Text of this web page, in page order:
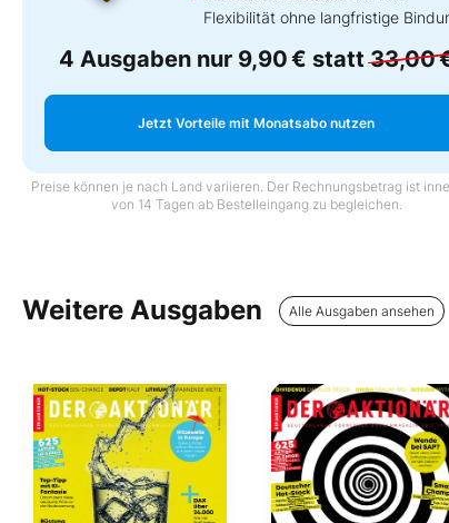
Flexibilität ohne langfristige
4 Ausgaben nur 9,90 € statt33,00
Jetzt Vorteile mit Monatsabo nutzen
Preise können je nach Land variieren. Der Rechnungsbetrag ist
von 14 Tagen ab Bestelleingang zu begleichen.
Weitere Ausgaben Alle Ausgaben ansehen